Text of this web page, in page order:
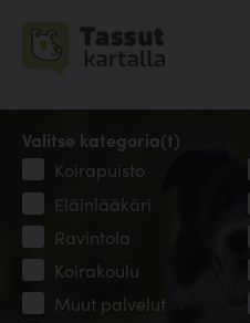
Valitse kategoria(t)
Koirapuisto
Eläinlääkäri
Ravintola
Koirakoulu
Muut palvelut